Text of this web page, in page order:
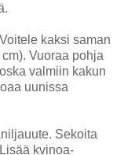
kaksi saman
Vuoraa pohja
valmiin kakun
uunissa
Sekoita
kvinoa-